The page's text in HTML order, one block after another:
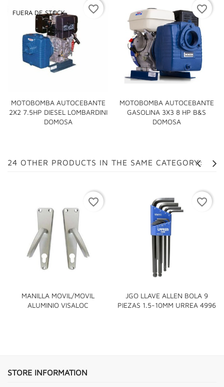
MOTOBOMBA AUTOCEBANTE
2X2 7.5HP DIESEL LOMBARDINI
DOMOSA
FUERA DE STOCK favorite_border
MOTOBOMBA AUTOCEBANTE
GASOLINA 3X3 8 HP B&S
DOMOSA
favorite_border
24 OTHER PRODUCTS IN THE SAME CATEGORY:
MANILLA MOVIL/MOVIL
ALUMINIO VISALOC
favorite_border
JGO LLAVE ALLEN BOLA 9
PIEZAS 1.5-10MM URREA 4996
favorite_border
STORE INFORMATION